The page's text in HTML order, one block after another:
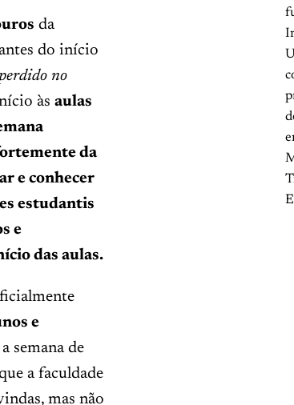
da
do início
no
às aulas
da
e conhecer
estudantis
e
das aulas.
e
semana de
a faculdade
mas não